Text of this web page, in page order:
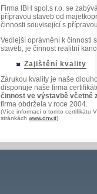
Firma IBH spol.s r.o. se
přípravou staveb od
činnosti související s
Vedlejší oprávnění k činnosti
staveb, je činnost realitní
Zajištění kvality
Zárukou kvality je naše
disponuje naše firma
činnost ve výstavbě včetně
firma obdržela v roce 2004.
(Více informací o tomto certifikátu
stránkách www.dnv.it)